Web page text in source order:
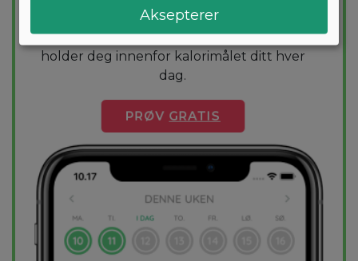
diettplan er skreddersydd for deg og
1000+ sunne oppskrifter sikrer at du
holder deg innenfor kalorimålet ditt hver
dag.
PRØV GRATIS
Aksepterer